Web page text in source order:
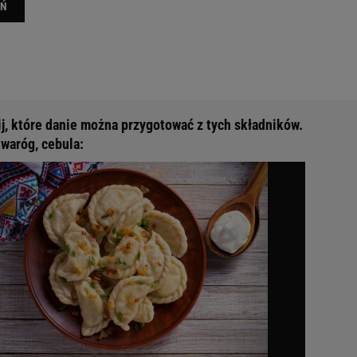
które danie można przygotować z tych składników.
cebula: